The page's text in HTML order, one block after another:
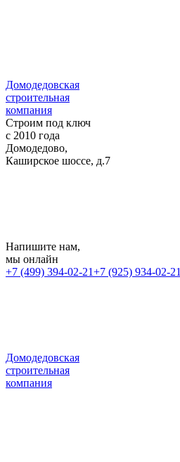
Домодедовская
строительная
компания
Строим под ключ
с 2010 года
Домодедово,
Каширское шоссе, д.7
Напишите нам,
мы онлайн
+7 (499) 394-02-21+7 (925) 934-02-21
Домодедовская
строительная
компания